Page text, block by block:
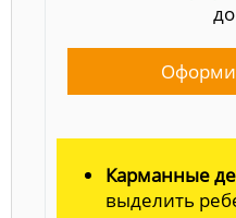
Карманные
выделить